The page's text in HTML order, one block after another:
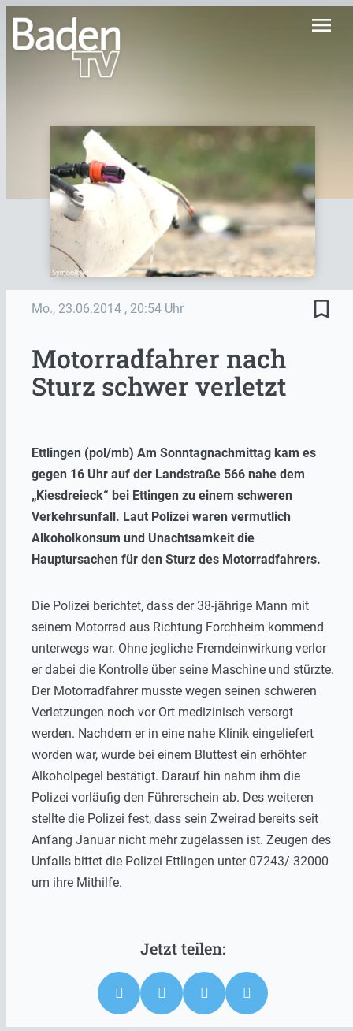
menu
Mo., 23.06.2014 , 20:54 Uhr bookmark_border
Motorradfahrer nach
Sturz schwer verletzt
Ettlingen (pol/mb) Am Sonntagnachmittag kam es
gegen 16 Uhr auf der Landstraße 566 nahe dem
„Kiesdreieck“ bei Ettingen zu einem schweren
Verkehrsunfall. Laut Polizei waren vermutlich
Alkoholkonsum und Unachtsamkeit die
Hauptursachen für den Sturz des Motorradfahrers.
Die Polizei berichtet, dass der 38-jährige Mann mit
seinem Motorrad aus Richtung Forchheim kommend
unterwegs war. Ohne jegliche Fremdeinwirkung verlor
er dabei die Kontrolle über seine Maschine und stürzte.
Der Motorradfahrer musste wegen seinen schweren
Verletzungen noch vor Ort medizinisch versorgt
werden. Nachdem er in eine nahe Klinik eingeliefert
worden war, wurde bei einem Bluttest ein erhöhter
Alkoholpegel bestätigt. Darauf hin nahm ihm die
Polizei vorläufig den Führerschein ab. Des weiteren
stellte die Polizei fest, dass sein Zweirad bereits seit
Anfang Januar nicht mehr zugelassen ist. Zeugen des
Unfalls bittet die Polizei Ettlingen unter 07243/ 32000
um ihre Mithilfe.